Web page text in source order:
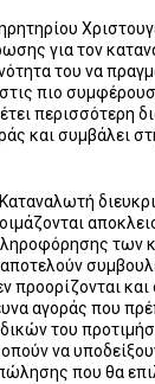
για τον
του να
πιο
περισσότερη
και συμβάλει
των
προορίζονται
αγοράς που
του
να
που θα